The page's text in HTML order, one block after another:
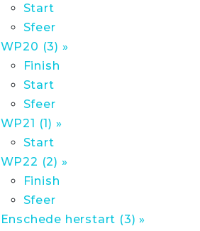
Start
Sfeer
WP20 (3) »
Finish
Start
Sfeer
WP21 (1) »
Start
WP22 (2) »
Finish
Sfeer
Enschede herstart (3) »